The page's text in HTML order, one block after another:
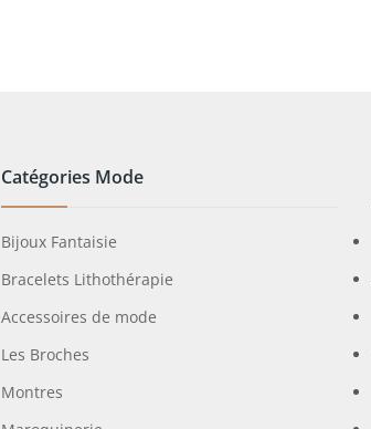
Catégories Mode
Bijoux Fantaisie
Bracelets Lithothérapie
Accessoires de mode
Les Broches
Montres